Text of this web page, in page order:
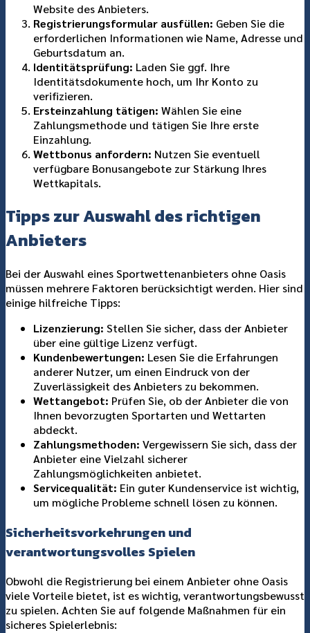
Website des Anbieters.
Registrierungsformular ausfüllen: Geben Sie die
erforderlichen Informationen wie Name, Adresse und
Geburtsdatum an.
Identitätsprüfung: Laden Sie ggf. Ihre
Identitätsdokumente hoch, um Ihr Konto zu
verifizieren.
Ersteinzahlung tätigen: Wählen Sie eine
Zahlungsmethode und tätigen Sie Ihre erste
Einzahlung.
Wettbonus anfordern: Nutzen Sie eventuell
verfügbare Bonusangebote zur Stärkung Ihres
Wettkapitals.
Tipps zur Auswahl des richtigen
Anbieters
Bei der Auswahl eines Sportwettenanbieters ohne Oasis
müssen mehrere Faktoren berücksichtigt werden. Hier sind
einige hilfreiche Tipps:
Lizenzierung: Stellen Sie sicher, dass der Anbieter
über eine gültige Lizenz verfügt.
Kundenbewertungen: Lesen Sie die Erfahrungen
anderer Nutzer, um einen Eindruck von der
Zuverlässigkeit des Anbieters zu bekommen.
Wettangebot: Prüfen Sie, ob der Anbieter die von
Ihnen bevorzugten Sportarten und Wettarten
abdeckt.
Zahlungsmethoden: Vergewissern Sie sich, dass der
Anbieter eine Vielzahl sicherer
Zahlungsmöglichkeiten anbietet.
Servicequalität: Ein guter Kundenservice ist wichtig,
um mögliche Probleme schnell lösen zu können.
Sicherheitsvorkehrungen und
verantwortungsvolles Spielen
Obwohl die Registrierung bei einem Anbieter ohne Oasis
viele Vorteile bietet, ist es wichtig, verantwortungsbewusst
zu spielen. Achten Sie auf folgende Maßnahmen für ein
sicheres Spielerlebnis: